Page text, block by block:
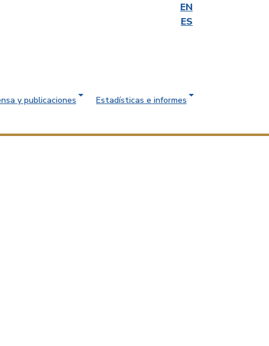
EN
ES
y publicaciones Estadísticas e informes